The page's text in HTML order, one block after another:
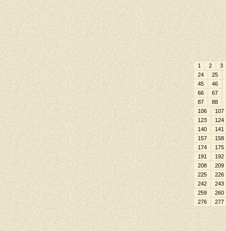
1 2
3
24
25
45
46
66
67
87
88
106
107
123
124
140
141
157
158
174
175
191
192
208
209
225
226
242
243
259
260
276
277